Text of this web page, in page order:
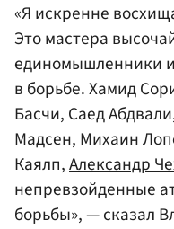
«Я искренне
Это мастера
единомышленники
в борьбе. Хамид
Басчи, Саед
Мадсен, Михаин
Каялп,Александр
непревзойденные
борьбы», — сказал